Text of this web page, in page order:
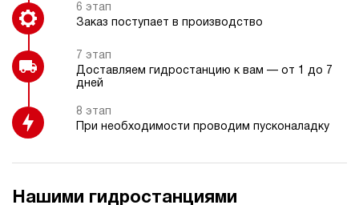
6 этап
Заказ поступает в производство
7 этап
Доставляем гидростанцию к вам — от 1 до 7
дней
8 этап
При необходимости проводим пусконаладку
Нашими гидростанциями